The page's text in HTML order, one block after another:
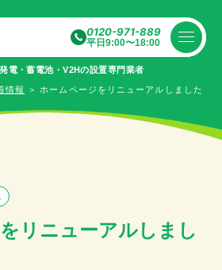
0120-971-889
平日9:00〜18:00
電・蓄電池・V2Hの設置専⾨業者
情報 ＞ ホームページをリニューアルしました
リニューアルしまし